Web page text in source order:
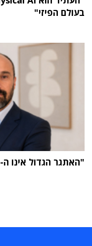
בעולם הפיזי"
"האתגר הגדול אינו ה-AI אלא הטמעתה בארגון"